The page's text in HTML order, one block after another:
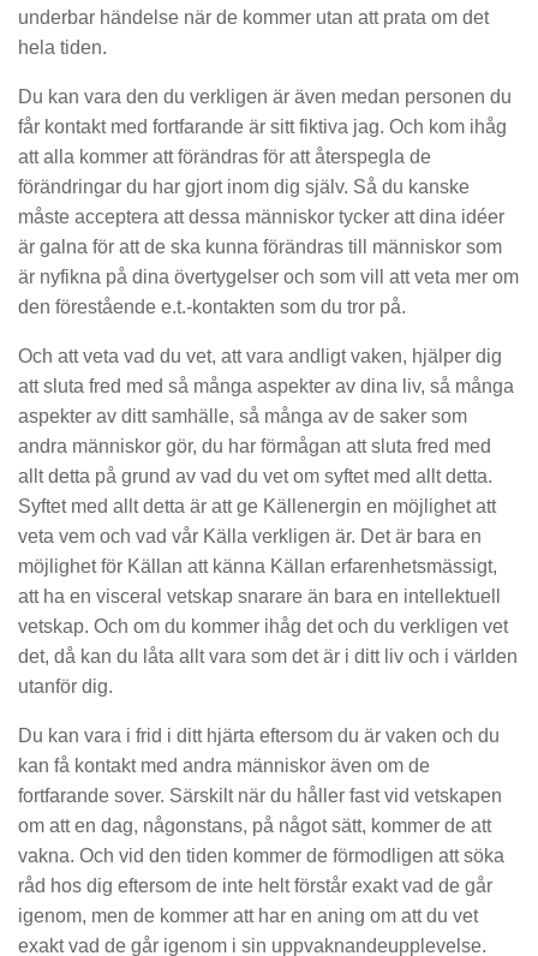
underbar händelse när de kommer utan att prata om det
hela tiden.
Du kan vara den du verkligen är även medan personen du
får kontakt med fortfarande är sitt fiktiva jag. Och kom ihåg
att alla kommer att förändras för att återspegla de
förändringar du har gjort inom dig själv. Så du kanske
måste acceptera att dessa människor tycker att dina idéer
är galna för att de ska kunna förändras till människor som
är nyfikna på dina övertygelser och som vill att veta mer om
den förestående e.t.-kontakten som du tror på.
Och att veta vad du vet, att vara andligt vaken, hjälper dig
att sluta fred med så många aspekter av dina liv, så många
aspekter av ditt samhälle, så många av de saker som
andra människor gör, du har förmågan att sluta fred med
allt detta på grund av vad du vet om syftet med allt detta.
Syftet med allt detta är att ge Källenergin en möjlighet att
veta vem och vad vår Källa verkligen är. Det är bara en
möjlighet för Källan att känna Källan erfarenhetsmässigt,
att ha en visceral vetskap snarare än bara en intellektuell
vetskap. Och om du kommer ihåg det och du verkligen vet
det, då kan du låta allt vara som det är i ditt liv och i världen
utanför dig.
Du kan vara i frid i ditt hjärta eftersom du är vaken och du
kan få kontakt med andra människor även om de
fortfarande sover. Särskilt när du håller fast vid vetskapen
om att en dag, någonstans, på något sätt, kommer de att
vakna. Och vid den tiden kommer de förmodligen att söka
råd hos dig eftersom de inte helt förstår exakt vad de går
igenom, men de kommer att har en aning om att du vet
exakt vad de går igenom i sin uppvaknandeupplevelse.